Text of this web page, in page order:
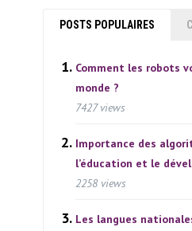
POSTS POPULAIRES
Comment les robots
monde ?
7427 views
Importance des
l’éducation et le
2258 views
Les langues